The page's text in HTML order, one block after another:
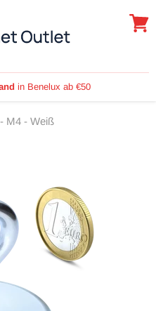
in Benelux ab €50
M4 - Weiß